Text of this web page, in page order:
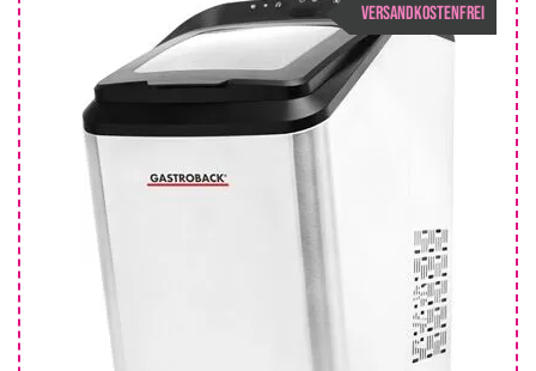
VERSANDKOSTENFREI